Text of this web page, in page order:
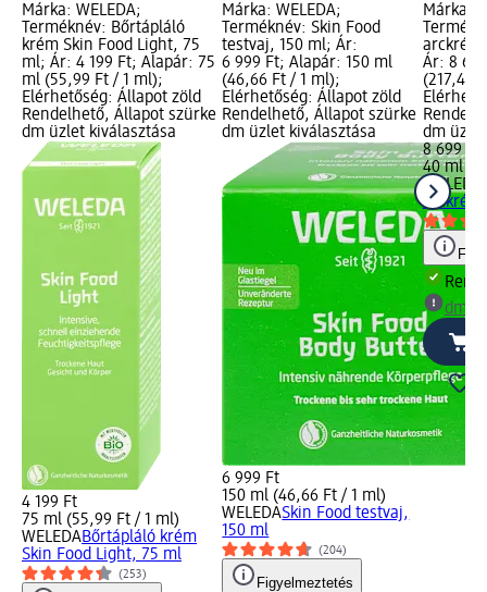
Márka: WELEDA;
Terméknév: Bőrtápláló
krém Skin Food Light, 75
ml; Ár: 4 199 Ft; Alapár: 75
ml (55,99 Ft / 1 ml);
Elérhetőség: Állapot zöld
Rendelhető, Állapot szürke
dm üzlet kiválasztása
4 199 Ft
75 ml (55,99 Ft / 1 ml)
WELEDABőrtápláló krém
Skin Food Light, 75 ml
(253)
Márka: WELEDA;
Terméknév: Skin Food
testvaj, 150 ml; Ár:
6 999 Ft; Alapár: 150 ml
(46,66 Ft / 1 ml);
Elérhetőség: Állapot zöld
Rendelhető, Állapot szürke
dm üzlet kiválasztása
6 999 Ft
150 ml (46,66 Ft / 1 ml)
WELEDASkin Food testvaj,
150 ml
(204)
Figyelmeztetés
Márka:
arckrém
Ár: 8
(217,48
dm
8 699 Ft
40 ml
WELEDA
arckrém
dm